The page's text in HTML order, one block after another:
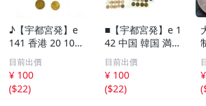
♪【宇都宮発】e
141 香港 20 10セ
ント 硬貨 / シン
ガポール 50 20 1
0セント / オース
トラリア 旧1ドル
目前出價
¥ 100
($22)
■【宇都宮発】e 1
42 中国 韓国 満州
オランダ タイ ド
イツ フランス フ
ィリピン イギリ
ス スイス インド
目前出價
¥ 100
($22)
(